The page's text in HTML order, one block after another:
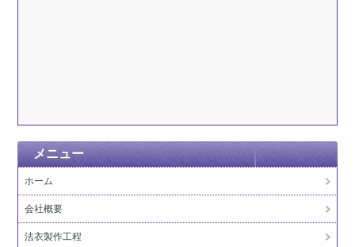
メニュー
ホーム
会社概要
法衣製作工程